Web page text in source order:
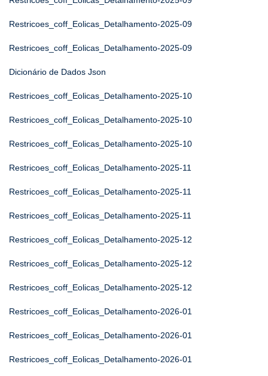
Restricoes_coff_Eolicas_Detalhamento-2025-09
Restricoes_coff_Eolicas_Detalhamento-2025-09
Dicionário de Dados Json
Restricoes_coff_Eolicas_Detalhamento-2025-10
Restricoes_coff_Eolicas_Detalhamento-2025-10
Restricoes_coff_Eolicas_Detalhamento-2025-10
Restricoes_coff_Eolicas_Detalhamento-2025-11
Restricoes_coff_Eolicas_Detalhamento-2025-11
Restricoes_coff_Eolicas_Detalhamento-2025-11
Restricoes_coff_Eolicas_Detalhamento-2025-12
Restricoes_coff_Eolicas_Detalhamento-2025-12
Restricoes_coff_Eolicas_Detalhamento-2025-12
Restricoes_coff_Eolicas_Detalhamento-2026-01
Restricoes_coff_Eolicas_Detalhamento-2026-01
Restricoes_coff_Eolicas_Detalhamento-2026-01